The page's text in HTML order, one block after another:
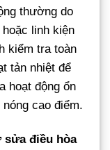
thường do
linh kiện
kiểm tra toàn
tản nhiệt để
hoạt động ổn
cao điểm.
sửa điều hòa